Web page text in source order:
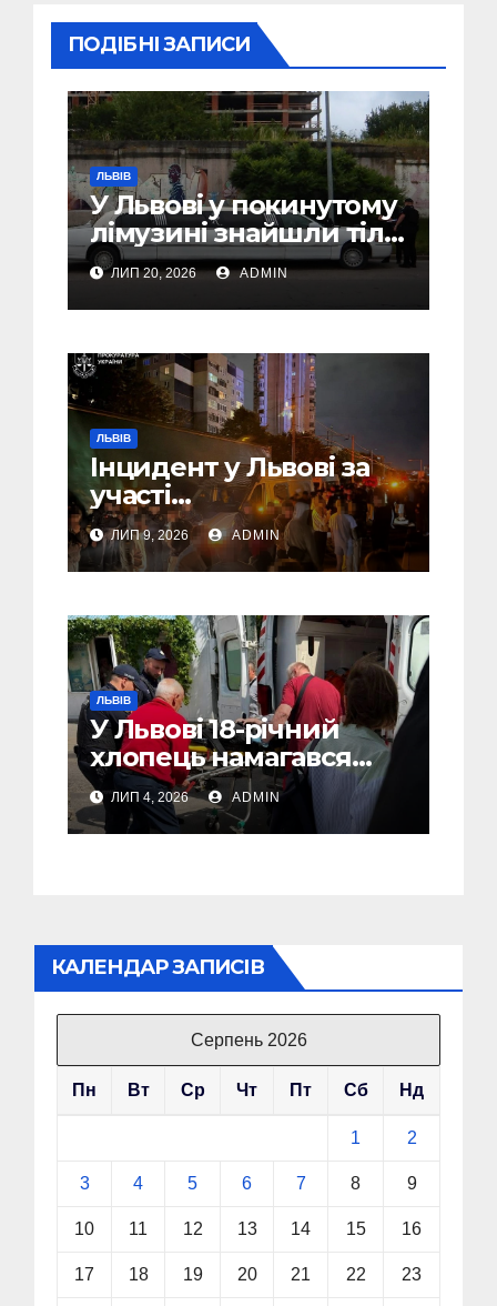
ПОДІБНІ ЗАПИСИ
ЛЬВІВ
У Львові у покинутому
лімузині знайшли тіло
46-річного чоловіка
ЛИП 20, 2026 ADMIN
ЛЬВІВ
Інцидент у Львові за
участі
військовослужбовців,
поліції та цивільних:
розпочато
Відео)
ЛИП 9, 2026 ADMIN
ЛЬВІВ
У Львові 18-річний
хлопець намагався
вчинити самогубство
ЛИП 4, 2026 ADMIN
КАЛЕНДАР ЗАПИСІВ
Серпень 2026
Пн Вт Ср Чт Пт Сб Нд
1 2
3 4 5 6 7 8 9
10 11 12 13 14 15 16
17 18 19 20 21 22 23